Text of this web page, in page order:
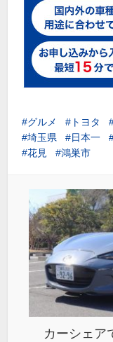
グルメ トヨタ
埼玉県
日本一
花見
鴻巣市
カーシェア